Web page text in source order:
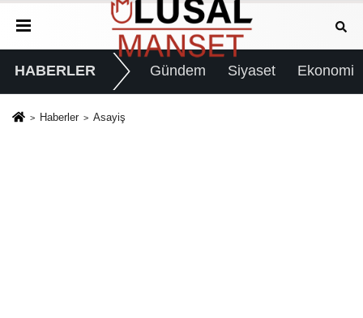
HABERLER Gündem Siyaset Ekonomi
Haberler Asayiş